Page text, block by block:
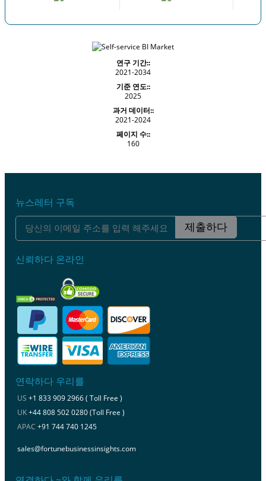
연구 기간::
2021-2034
기준 연도::
2025
과거 데이터::
2021-2024
페이지 수::
160
뉴스레터 구독
제출하다
신뢰하다 온라인
연락하다 우리를
US +1 833 909 2966 ( Toll Free )
UK+44 808 502 0280 (Toll Free )
APAC +91 744 740 1245
sales@fortunebusinessinsights.com